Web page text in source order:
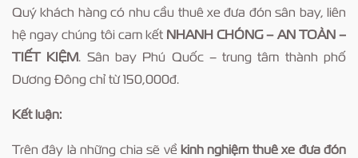
Quý khách hàng có nhu cầu thuê xe đưa đón sân bay, liên
hệ ngay chúng tôi cam kết NHANH CHÓNG – AN TOÀN –
TIẾT KIỆM. Sân bay Phú Quốc – trung tâm thành phố
Dương Đông chỉ từ 150,000đ.
Kết luận:
Trên đây là những chia sẽ về kinh nghiệm thuê xe đưa đón